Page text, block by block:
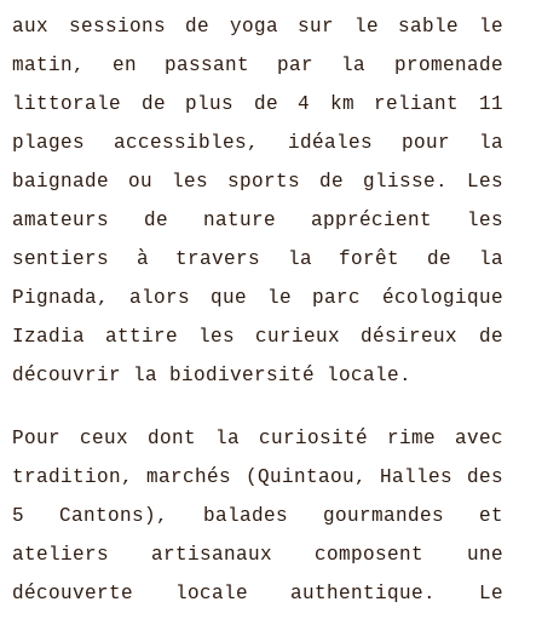
aux sessions de yoga sur le sable le
matin, en passant par la promenade
littorale de plus de 4 km reliant 11
plages accessibles, idéales pour la
baignade ou les sports de glisse. Les
amateurs de nature apprécient les
sentiers à travers la forêt de la
Pignada, alors que le parc écologique
Izadia attire les curieux désireux de
découvrir la biodiversité locale.
Pour ceux dont la curiosité rime avec
tradition, marchés (Quintaou, Halles des
5 Cantons), balades gourmandes et
ateliers artisanaux composent une
découverte locale authentique. Le